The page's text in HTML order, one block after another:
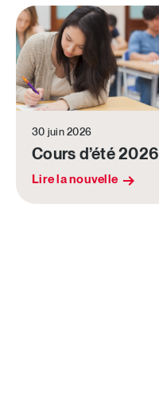
Cours d’été 2026
30 juin 2026